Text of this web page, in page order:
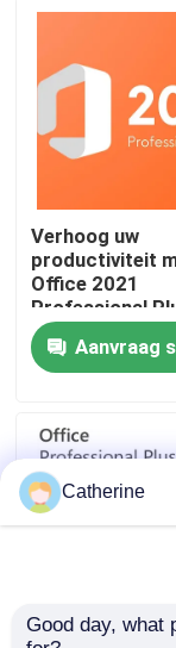
Neem contact
Vraag een
Office 2024
bureau 2021
Verhoog uw
productiviteit
Office 2021
Professional
Verbeterde
5 apparaten
Aanvraag
Catherine
Good day, what